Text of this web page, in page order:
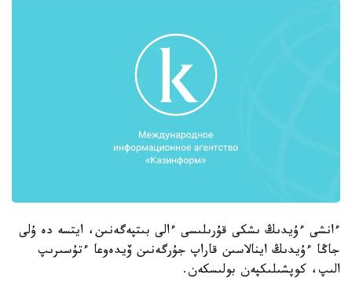
ءانشى ءۇيدىڭ ىشكى قۇرىلىسى ءالى بىتپەگەنىن، ايتسە دە ۇلى
جاڭا ءۇيدىڭ اينالاسىن قاراپ جۇرگەنىن ۆيدەوعا ءتۇسىرىپ
الىپ، كوپشىلىكپەن بولىسكەن.